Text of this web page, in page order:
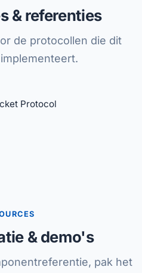
& referenties
de protocollen die dit
Protocol
& demo's
pak het